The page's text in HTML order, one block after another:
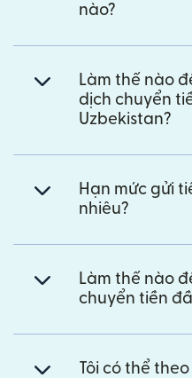
nào?
Làm thế nào
dịch chuyển
Uzbekistan?
Hạn mức gửi
nhiêu?
Làm thế nào
chuyển tiền
Tôi có thể